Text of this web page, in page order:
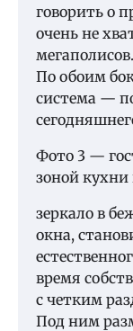
говорить о
очень не
мегаполисов.
По обоим
система —
Фото 3 —
зоной кухни
зеркало в
окна,
время
с четким
Под ним